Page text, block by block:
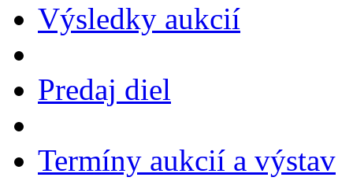
Výsledky aukcií
Predaj diel
Termíny aukcií a výstav